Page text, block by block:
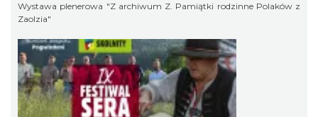
Wystawa plenerowa "Z archiwum Z. Pamiątki rodzinne Polaków z
Zaolzia"